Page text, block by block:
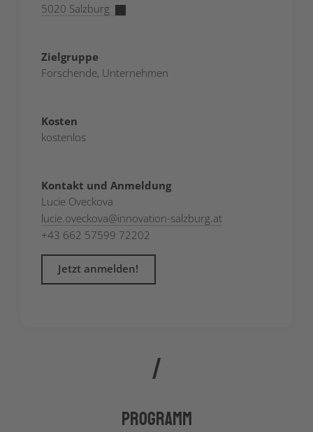
5020 Salzburg
Zielgruppe
Forschende, Unternehmen
Kosten
kostenlos
Kontakt und Anmeldung
Lucie Oveckova
lucie.oveckova@innovation-salzburg.at
+43 662 57599 72202
Jetzt anmelden!
Programm